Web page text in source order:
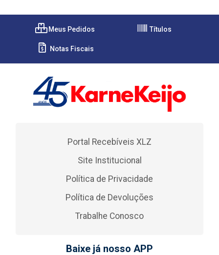
Meus Pedidos Títulos
Notas Fiscais
Portal Recebíveis XLZ
Site Institucional
Política de Privacidade
Política de Devoluções
Trabalhe Conosco
Baixe já nosso APP